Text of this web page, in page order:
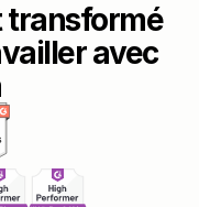
transformé
avec